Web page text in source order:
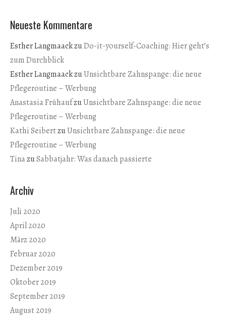
Neueste Kommentare
Esther LangmaackzuDo-it-yourself-Coaching: Hier geht’s
zum Durchblick
Esther LangmaackzuUnsichtbare Zahnspange: die neue
Pflegeroutine – Werbung
Anastasia FrühaufzuUnsichtbare Zahnspange: die neue
Pflegeroutine – Werbung
Kathi SeibertzuUnsichtbare Zahnspange: die neue
Pflegeroutine – Werbung
TinazuSabbatjahr: Was danach passierte
Archiv
Juli 2020
April 2020
März 2020
Februar 2020
Dezember 2019
Oktober 2019
September 2019
August 2019